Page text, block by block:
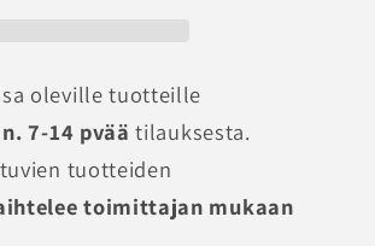
oleville tuotteille
n. 7-14 pvää tilauksesta.
tuotteiden
toimittajan mukaan